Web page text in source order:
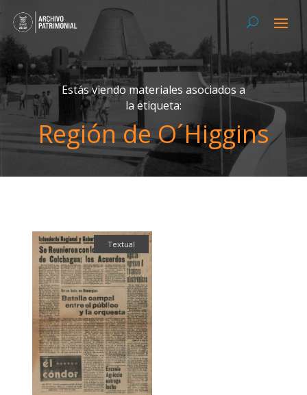
Estás viendo materiales asociados a
la etiqueta:
Región de O´Higgins
Textual